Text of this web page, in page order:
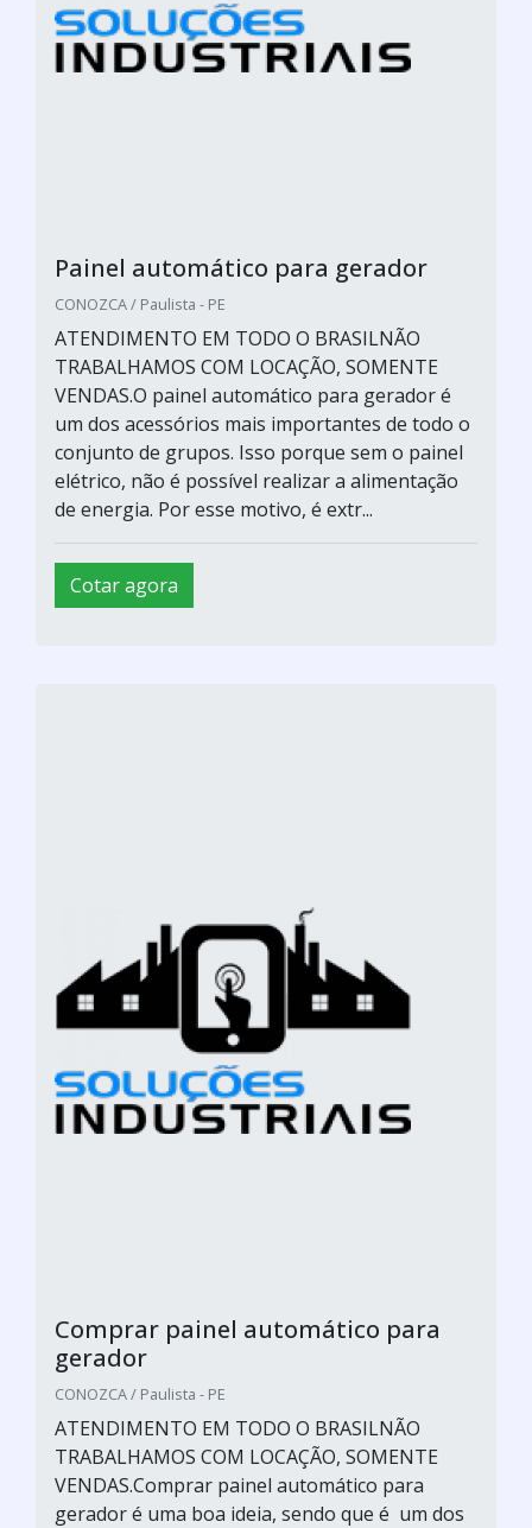
Painel automático para gerador
CONOZCA / Paulista - PE
ATENDIMENTO EM TODO O BRASILNÃO
TRABALHAMOS COM LOCAÇÃO, SOMENTE
VENDAS.O painel automático para gerador é
um dos acessórios mais importantes de todo o
conjunto de grupos. Isso porque sem o painel
elétrico, não é possível realizar a alimentação
de energia. Por esse motivo, é extr...
Cotar agora
Comprar painel automático para
gerador
CONOZCA / Paulista - PE
ATENDIMENTO EM TODO O BRASILNÃO
TRABALHAMOS COM LOCAÇÃO, SOMENTE
VENDAS.Comprar painel automático para
gerador é uma boa ideia, sendo que é um dos